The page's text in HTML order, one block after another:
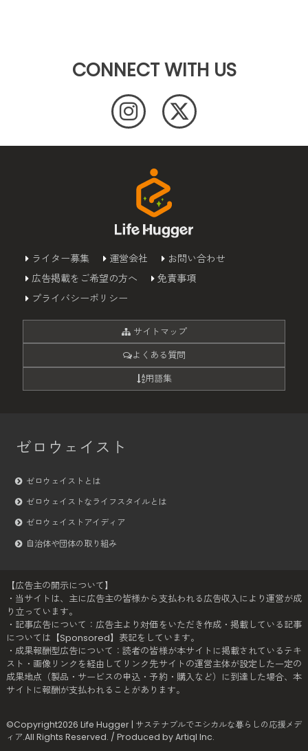
CONNECT WITH US
ライター募集 運営会社
お問い合わせ
広告掲載をご希望の方へ
免責事項
プライバシーポリシー
サイトマップ
よくある質問
用語集
ゼロウェイスト
ゼロウェイストとは
ゼロウェイストなライフスタイルとは
ゼロウェイストアイディア
自治体や団体の取り組み
【広告主の開示について】
・当サイトは、主に広告主の皆様から支払われる広告収入により運営が成
り立っています。
・記事広告について：広告主より対価をいただき作成・掲載している記事
については【Sponsored】表記をしています。
・成果報酬型広告について：読者の皆様が本サイトに掲載されているテキ
スト・画像リンクを経由してリンク先サイトの運営主体が設定した一定の
成果地点（製品・サービスの申込・予約・購入など）に到達した場合、本
サイトに報酬が支払われることがあります。
©Copyright2026Life Hugger | サステナブルでエシカルな暮らしの応援メデ
ィア.All Rights Reserved. / Produced byArtiql Inc.